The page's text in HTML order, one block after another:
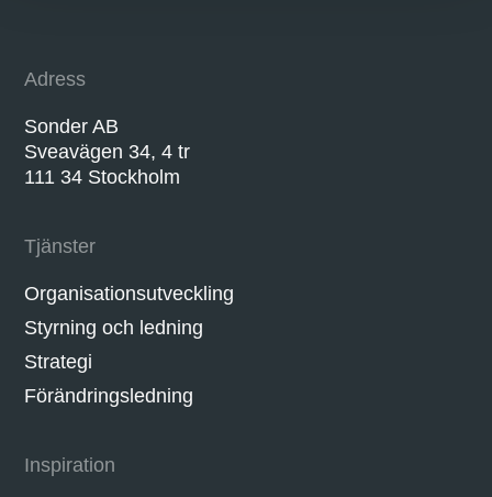
Adress
Sonder AB
Sveavägen 34, 4 tr
111 34 Stockholm
Tjänster
Organisationsutveckling
Styrning och ledning
Strategi
Förändringsledning
Inspiration